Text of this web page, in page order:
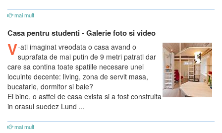
mai mult
Casa pentru studenti - Galerie foto si video
V-ati imaginat vreodata o casa avand o
suprafata de mai putin de 9 metri patrati dar
care sa contina toate spatiile necesare unei
locuinte decente: living, zona de servit masa,
bucatarie, dormitor si baie?
Ei bine, o astfel de casa exista si a fost construita
in orasul suedez Lund ...
mai mult